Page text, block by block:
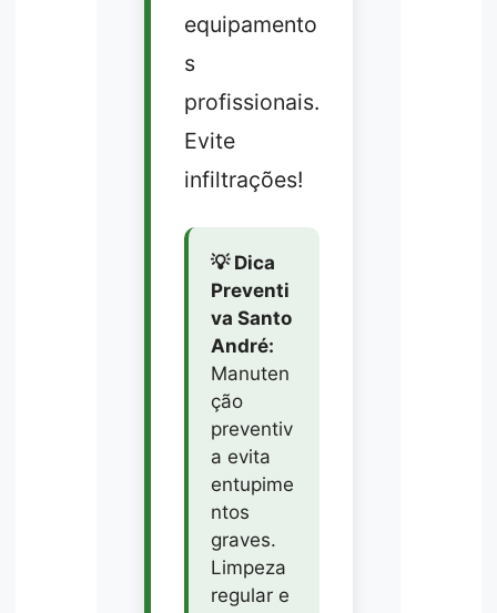
equipamento
s
profissionais.
Evite
infiltrações!
💡 Dica
Preventi
va Santo
André:
Manuten
ção
preventiv
a evita
entupime
ntos
graves.
Limpeza
regular e